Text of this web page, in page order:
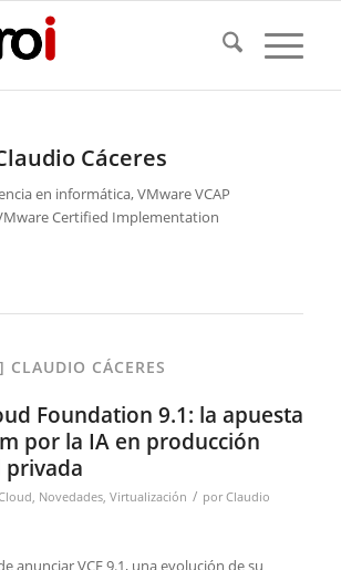
Cáceres
en informática, VMware VCAP
Certified Implementation
CLAUDIO CÁCERES
Foundation 9.1: la apuesta
por la IA en producción
privada
, Novedades, Virtualización / porClaudio
anunciar VCF 9.1, una evolución de su